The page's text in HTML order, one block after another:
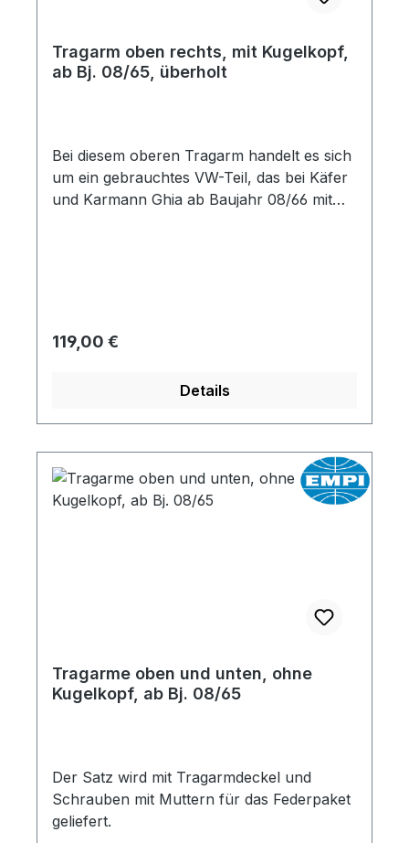
Tragarm oben rechts, mit Kugelkopf,
ab Bj. 08/65, überholt
Bei diesem oberen Tragarm handelt es sich
um ein gebrauchtes VW-Teil, das bei Käfer
und Karmann Ghia ab Baujahr 08/66 mit
Regulärer Preis:
119,00 €
Details
Tragarme oben und unten, ohne
Kugelkopf, ab Bj. 08/65
Der Satz wird mit Tragarmdeckel und
Schrauben mit Muttern für das Federpaket
geliefert.